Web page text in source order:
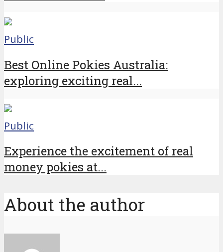
Public
Best Online Pokies Australia:
exploring exciting real...
Public
Experience the excitement of real
money pokies at...
About the author